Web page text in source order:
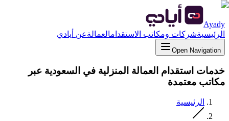
Ayady
الرئيسيةشركات ومكاتب الاستقدامالعمالةعن أيادي
Open Navigation
خدمات استقدام العمالة المنزلية في السعودية عبر
مكاتب معتمدة
الرئيسية